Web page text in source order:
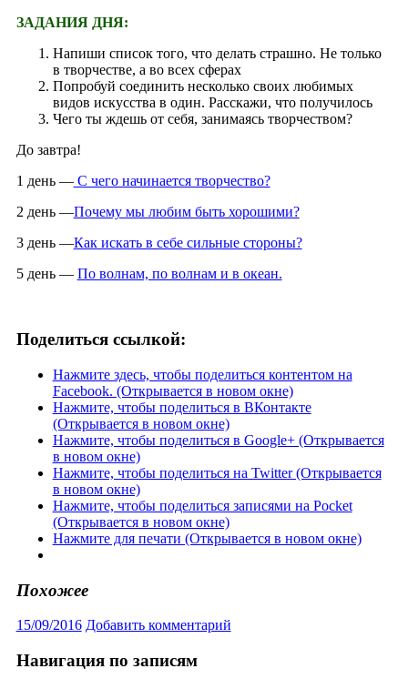
ЗАДАНИЯ ДНЯ:
Напиши список того, что делать страшно. Не только
в творчестве, а во всех сферах
Попробуй соединить несколько своих любимых
видов искусства в один. Расскажи, что получилось
Чего ты ждешь от себя, занимаясь творчеством?
До завтра!
1 день —С чего начинается творчество?
2 день —Почему мы любим быть хорошими?
3 день —Как искать в себе сильные стороны?
5 день — По волнам, по волнам и в океан.
Поделиться ссылкой:
Нажмите здесь, чтобы поделиться контентом на
Facebook. (Открывается в новом окне)
Нажмите, чтобы поделиться в ВКонтакте
(Открывается в новом окне)
Нажмите, чтобы поделиться в Google+ (Открывается
в новом окне)
Нажмите, чтобы поделиться на Twitter (Открывается
в новом окне)
Нажмите, чтобы поделиться записями на Pocket
(Открывается в новом окне)
Нажмите для печати (Открывается в новом окне)
Похожее
15/09/2016 Добавить комментарий
Навигация по записям